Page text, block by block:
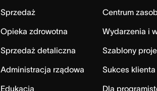
Sprzedaż
Opieka zdrowotna
Sprzedaż detaliczna
Administracja rządowa
Edukacja
Centrum
Wydarzenia i
Szablony
Sukces klienta
Dla